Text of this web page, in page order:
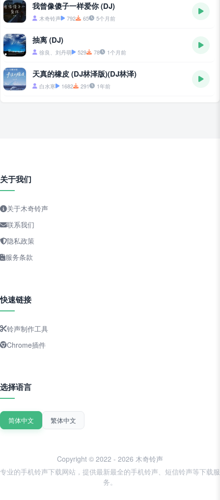
我曾像傻子一样爱你 (DJ)
木奇铃声 792 65 5个月前
抽离 (DJ)
徐良、刘丹萌 529 78 1个月前
天真的橡皮 (DJ林泽版)(DJ林泽)
白水寒 1682 291 1年前
关于我们
关于木奇铃声
联系我们
隐私政策
服务条款
快速链接
铃声制作工具
Chrome插件
选择语言
简体中文 繁体中文
Copyright © 2022 - 2026 木奇铃声
专业的手机铃声下载网站，提供最新最全的手机铃声、短信铃声等下载服
务。